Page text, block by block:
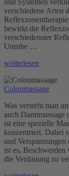
verschiedene Arten
bewirkt die
verschiedenster
Unruhe …
weiterlesen
Colonmassage
Was versteht man
auch Darmmassage
ist eine spezielle
konzentriert. Dabei
und
ist es,
die Verdauung zu